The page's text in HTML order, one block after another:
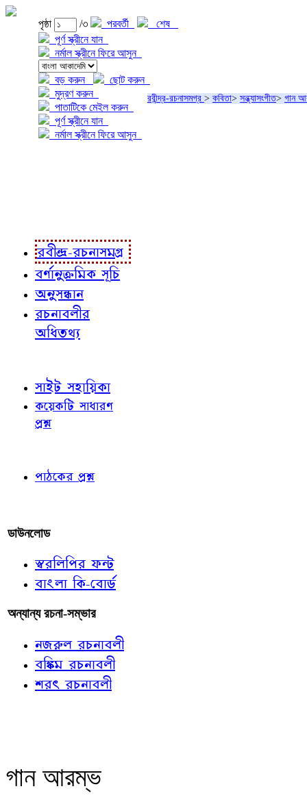
পৃষ্ঠা /৩ পরবর্তী
শেষ
পূর্ণ স্ক্রীনে যান
নর্মাল স্ক্রীনে ফিরে আসুন
বড় করুন
ছোট করুন
মুদ্রণ করুন
পাতাটিকে মেইল করুন
পূর্ণ স্ক্রীনে যান
নর্মাল স্ক্রীনে ফিরে আসুন
রবীন্দ্র-রচনাসমগ্র > কবিতা> সন্ধ্যাসংগীত> গান
রবীন্দ্র-রচনাসমগ্র
বর্ণানুক্রমিক সূচি
অনুসন্ধান
রচনাবলীর
অধিতথ্য
সাইট সহায়িকা
কয়েকটি সাধারণ
প্রশ্ন
পাঠকের প্রশ্ন
ডাউনলোড
স্বরলিপির ফন্ট
বাংলা কি-বোর্ড
অন্যান্য রচনা-সম্ভার
নজরুল রচনাবলী
বঙ্কিম রচনাবলী
শরৎ রচনাবলী
গান আরম্ভ